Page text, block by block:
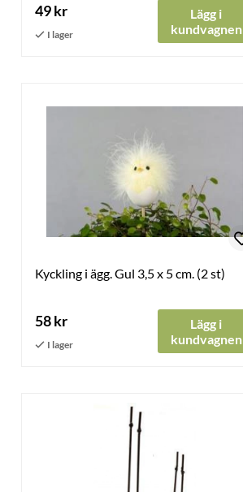
49 kr
Lägg i
kundvagnen
Kyckling i ägg. Gul 3,5 x 5 cm. (2 st)
58 kr
Lägg i
kundvagnen